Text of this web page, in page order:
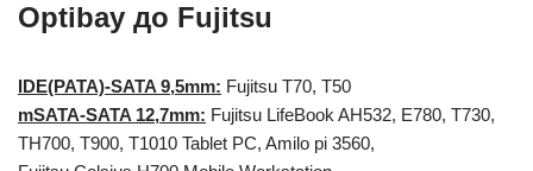
Optibay до Fujitsu
IDE(PATA)-SATA 9,5mm: Fujitsu T70, T50
mSATA-SATA 12,7mm: Fujitsu LifeBook AH532, E780, T730,
TH700, T900, T1010 Tablet PC, Amilo pi 3560,